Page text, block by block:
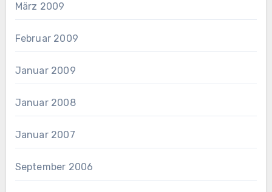
März 2009
Februar 2009
Januar 2009
Januar 2008
Januar 2007
September 2006